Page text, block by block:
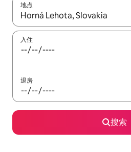
地点
如有搜索结果，请使用上下方向
入住
退房
搜索